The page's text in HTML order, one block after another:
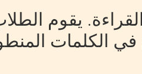
يقوم
في الكلمات